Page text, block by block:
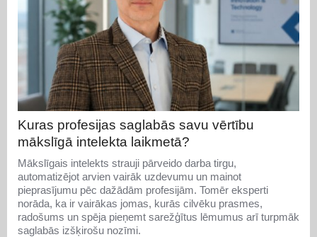
Kuras profesijas saglabās savu vērtību
mākslīgā intelekta laikmetā?
Mākslīgais intelekts strauji pārveido darba tirgu,
automatizējot arvien vairāk uzdevumu un mainot
pieprasījumu pēc dažādām profesijām. Tomēr eksperti
norāda, ka ir vairākas jomas, kurās cilvēku prasmes,
radošums un spēja pieņemt sarežģītus lēmumus arī turpmāk
saglabās izšķirošu nozīmi.